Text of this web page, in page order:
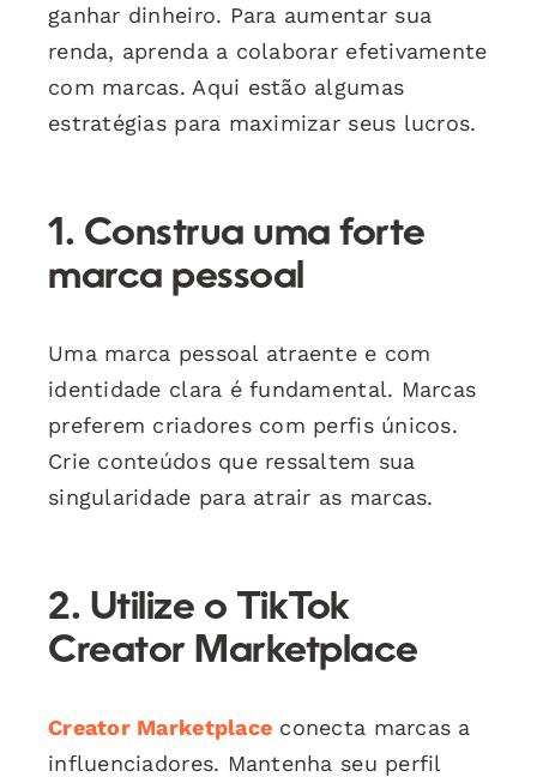
ganhar dinheiro. Para aumentar sua
renda, aprenda a colaborar efetivamente
com marcas. Aqui estão algumas
estratégias para maximizar seus lucros.
1. Construa uma forte
marca pessoal
Uma marca pessoal atraente e com
identidade clara é fundamental. Marcas
preferem criadores com perfis únicos.
Crie conteúdos que ressaltem sua
singularidade para atrair as marcas.
2. Utilize o TikTok
Creator Marketplace
Creator Marketplace conecta marcas a
influenciadores. Mantenha seu perfil